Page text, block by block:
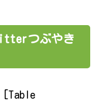
つぶやき
[Table